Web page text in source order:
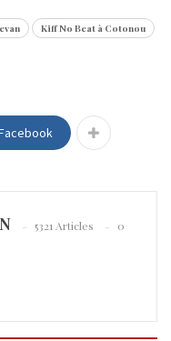
Kiff No Beat à Cotonou
5321 Articles
0